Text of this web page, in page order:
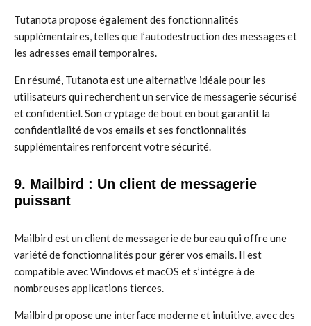
Tutanota propose également des fonctionnalités
supplémentaires, telles que l’autodestruction des messages et
les adresses email temporaires.
En résumé, Tutanota est une alternative idéale pour les
utilisateurs qui recherchent un service de messagerie sécurisé
et confidentiel. Son cryptage de bout en bout garantit la
confidentialité de vos emails et ses fonctionnalités
supplémentaires renforcent votre sécurité.
9. Mailbird : Un client de messagerie
puissant
Mailbird est un client de messagerie de bureau qui offre une
variété de fonctionnalités pour gérer vos emails. Il est
compatible avec Windows et macOS et s’intègre à de
nombreuses applications tierces.
Mailbird propose une interface moderne et intuitive, avec des